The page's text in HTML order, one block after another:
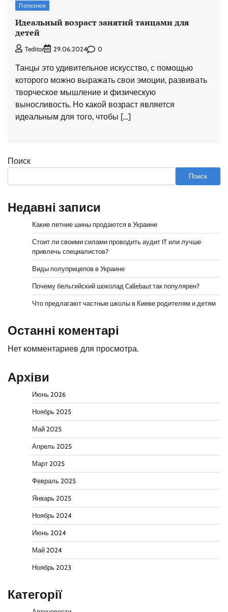
Полезное
Идеальный возраст занятий танцами для
детей
Teditor 29.06.2024 0
Танцы это удивительное искусство, с помощью
которого можно выражать свои эмоции, развивать
творческое мышление и физическую
выносливость. Но какой возраст является
идеальным для того, чтобы […]
Поиск
Поиск
Недавні записи
Какие летние шины продаются в Украине
Стоит ли своими силами проводить аудит IT или лучше
привлечь специалистов?
Виды полуприцепов в Украине
Почему бельгийский шоколад Callebaut так популярен?
Что предлагают частные школы в Киеве родителям и детям
Останні коментарі
Нет комментариев для просмотра.
Архіви
Июнь 2026
Ноябрь 2025
Май 2025
Апрель 2025
Март 2025
Февраль 2025
Январь 2025
Ноябрь 2024
Июнь 2024
Май 2024
Ноябрь 2023
Категорії